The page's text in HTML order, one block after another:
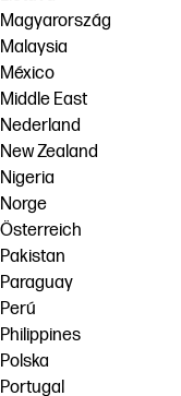
Magyarország
Malaysia
México
Middle East
Nederland
New Zealand
Nigeria
Norge
Österreich
Pakistan
Paraguay
Perú
Philippines
Polska
Portugal